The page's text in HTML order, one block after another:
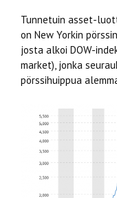
Tunnetuin asset-
on New Yorkin
josta alkoi DOW-
market), jonka
pörssihuippua